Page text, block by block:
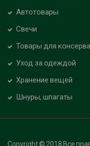
Автотовары
Свечи
Товары для
Уход за одеждой
Хранение вещей
Шнуры, шпагаты
Copyright © 2018 Все